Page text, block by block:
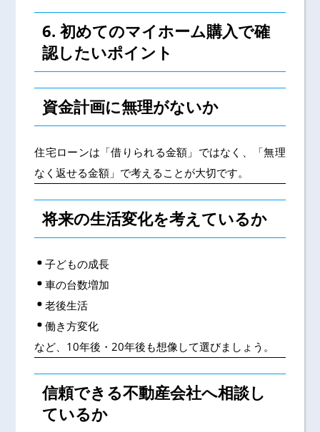
6. 初めてのマイホーム購入で確
認したいポイント
資金計画に無理がないか
住宅ローンは「借りられる金額」ではなく、「無理
なく返せる金額」で考えることが大切です。
将来の生活変化を考えているか
子どもの成長
車の台数増加
老後生活
働き方変化
など、10年後・20年後も想像して選びましょう。
信頼できる不動産会社へ相談し
ているか